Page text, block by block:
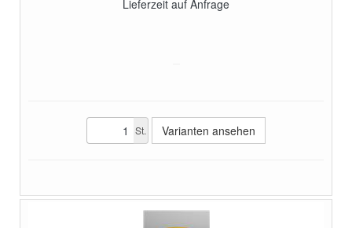
Lieferzeit auf Anfrage
St. Varianten ansehen